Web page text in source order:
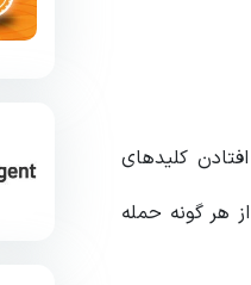
کلیدهای
هر گونه حمله